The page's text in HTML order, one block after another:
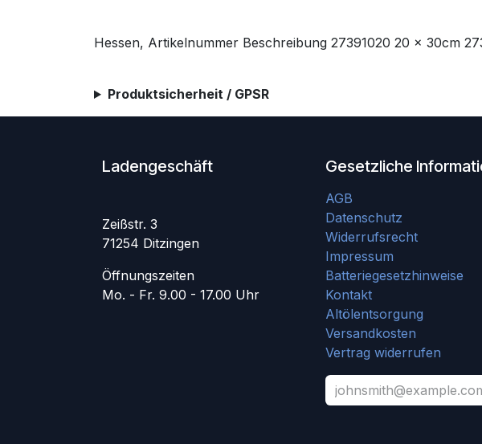
Hessen, Artikelnummer Beschreibung 27391020 20 x 30cm
Produktsicherheit / GPSR
Ladengeschäft
Zeißstr. 3
71254 Ditzingen
Öffnungszeiten
Mo. - Fr. 9.00 - 17.00 Uhr
Gesetzliche
AGB
Datenschutz
Widerrufsrecht
Impressum
Batteriegesetzhinweise
Kontakt
Altölentsorgung
Versandkosten
Vertrag widerrufen